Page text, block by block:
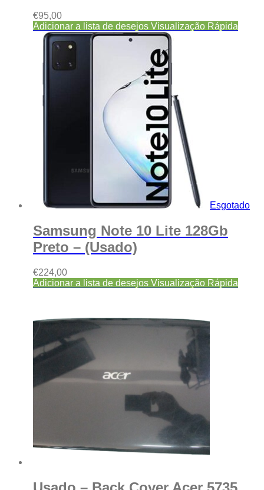
€95,00
Adicionar a lista de desejos Visualização Rápida
Esgotado
Samsung Note 10 Lite 128Gb
Preto – (Usado)
€224,00
Adicionar a lista de desejos Visualização Rápida